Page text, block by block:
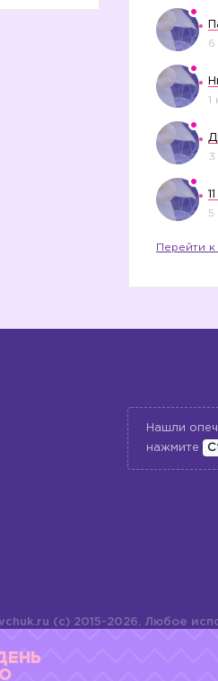
6
1
3
5
Перейти
Нашли
нажмите
(c) 2015-2026. Любое
или подборки материалов
допускается лишь с